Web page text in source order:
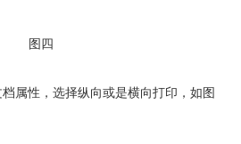
图四
属性，选择纵向或是横向打印，如图